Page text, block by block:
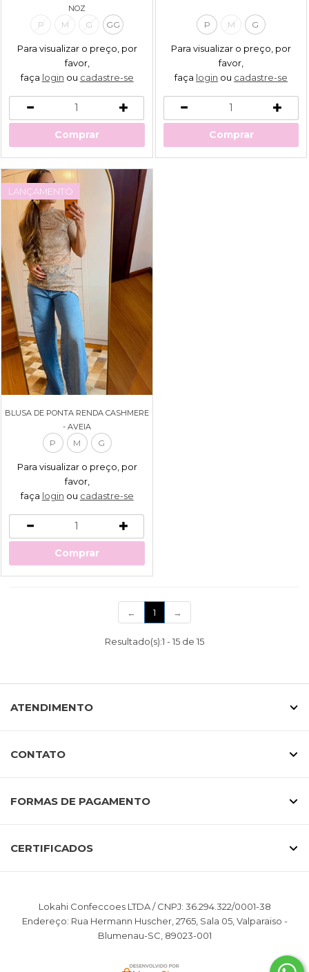
NOZ
P M G GG
Para visualizar o preço, por
favor,
faça login ou cadastre-se
Comprar
P M G
Para visualizar o preço, por
favor,
faça login ou cadastre-se
Comprar
LANÇAMENTO
BLUSA DE PONTA RENDA CASHMERE
- AVEIA
P M G
Para visualizar o preço, por
favor,
faça login ou cadastre-se
Comprar
← 1 (current)
→
Resultado(s):1 -15 de 15
ATENDIMENTO
CONTATO
FORMAS DE PAGAMENTO
CERTIFICADOS
Lokahi Confeccoes LTDA / CNPJ: 36.294.322/0001-38
Endereço: Rua Hermann Huscher, 2765, Sala 05, Valparaiso -
Blumenau-SC, 89023-001